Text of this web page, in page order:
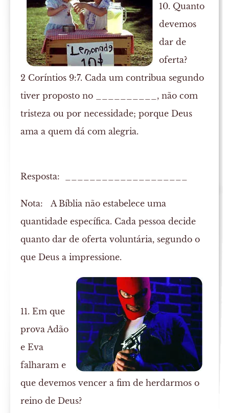
10. Quanto
devemos
dar de
oferta?
2 Coríntios 9:7. Cada um contribua segundo
tiver proposto no __________, não com
tristeza ou por necessidade; porque Deus
ama a quem dá com alegria.
Resposta: ____________________
Nota: A Bíblia não estabelece uma
quantidade específica. Cada pessoa decide
quanto dar de oferta voluntária, segundo o
que Deus a impressione.
11. Em que
prova Adão
e Eva
falharam e
que devemos vencer a fim de herdarmos o
reino de Deus?